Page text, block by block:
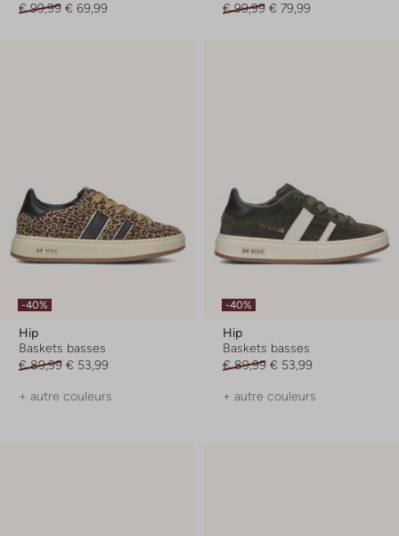
€ 99,99 € 69,99
€ 99,99 € 79,99
-40%
Hip
Baskets basses
€ 89,99 € 53,99
+ autre couleurs
-40%
Hip
Baskets basses
€ 89,99 € 53,99
+ autre couleurs